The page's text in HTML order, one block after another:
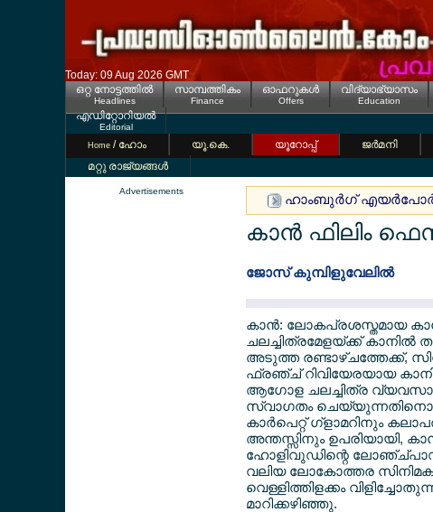
Today: 09 Aug 2026 GMT
ഒറ്റ നോട്ടത്തില്‍
Headlines
സാമ്പത്തികം
Finance
ഓഫറുകള്‍
Offers
വിദ്യാഭ്യാസം
Education
എഡിറ്റോറിയല്‍
Editorial
Home / ഹോം യൂ.കെ. യൂറോപ്പ് ജര്‍മനി
മറ്റു രാജ്യങ്ങള്‍
Advertisements
ഹാംബുര്‍ഗ്
കാന്‍ ഫിലിം
ജോസ് കുമ്പിളുവേലില്‍
കാന്‍: ലോകപ്രശസ്തമായ
ചലച്ചിത്രമേളയ്ക്ക് കാനില്‍
അടുത്ത രണ്ടാഴ്ചത്തേക്ക്,
ഫ്രഞ്ച് റിവിയേരയായ
ആഗോള ചലച്ചിത്ര
സ്വാഗതം
കാര്‍പെറ്റ് ഗ്ളാമറിനും
അന്തസ്സിനും ഉപരിയായി,
ഹോളിവുഡിന്റെ
വലിയ ലോകോത്തര
വെള്ളിത്തിളക്കം
മാറിക്കഴിഞ്ഞു.